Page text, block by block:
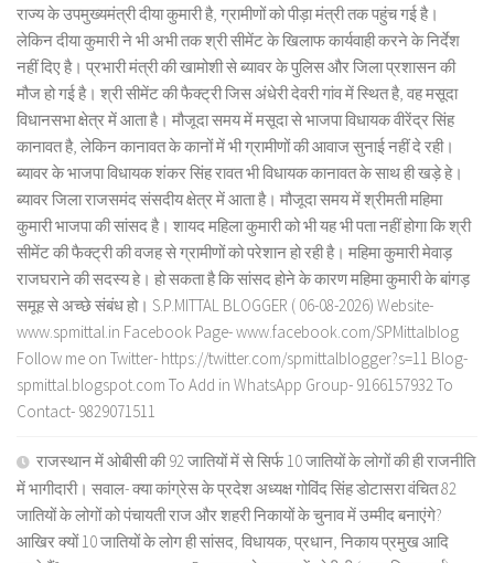
राज्य के उपमुख्यमंत्री दीया कुमारी है, ग्रामीणों को पीड़ा मंत्री तक पहुंच गई है।
लेकिन दीया कुमारी ने भी अभी तक श्री सीमेंट के खिलाफ कार्यवाही करने के निर्देश
नहीं दिए है। प्रभारी मंत्री की खामोशी से ब्यावर के पुलिस और जिला प्रशासन की
मौज हो गई है। श्री सीमेंट की फैक्ट्री जिस अंधेरी देवरी गांव में स्थित है, वह मसूदा
विधानसभा क्षेत्र में आता है। मौजूदा समय में मसूदा से भाजपा विधायक वीरेंद्र सिंह
कानावत है, लेकिन कानावत के कानों में भी ग्रामीणों की आवाज सुनाई नहीं दे रही।
ब्यावर के भाजपा विधायक शंकर सिंह रावत भी विधायक कानावत के साथ ही खड़े हे।
ब्यावर जिला राजसमंद संसदीय क्षेत्र में आता है। मौजूदा समय में श्रीमती महिमा
कुमारी भाजपा की सांसद है। शायद महिला कुमारी को भी यह भी पता नहीं होगा कि श्री
सीमेंट की फैक्ट्री की वजह से ग्रामीणों को परेशान हो रही है। महिमा कुमारी मेवाड़
राजघराने की सदस्य हे। हो सकता है कि सांसद होने के कारण महिमा कुमारी के बांगड़
समूह से अच्छे संबंध हो। S.P.MITTAL BLOGGER ( 06-08-2026) Website-
www.spmittal.in Facebook Page- www.facebook.com/SPMittalblog
Follow me on Twitter- https://twitter.com/spmittalblogger?s=11 Blog-
spmittal.blogspot.com To Add in WhatsApp Group- 9166157932 To
Contact- 9829071511
राजस्थान में ओबीसी की 92 जातियों में से सिर्फ 10 जातियों के लोगों की ही राजनीति
में भागीदारी। सवाल- क्या कांग्रेस के प्रदेश अध्यक्ष गोविंद सिंह डोटासरा वंचित 82
जातियों के लोगों को पंचायती राज और शहरी निकायों के चुनाव में उम्मीद बनाएंगे?
आखिर क्यों 10 जातियों के लोग ही सांसद, विधायक, प्रधान, निकाय प्रमुख आदि